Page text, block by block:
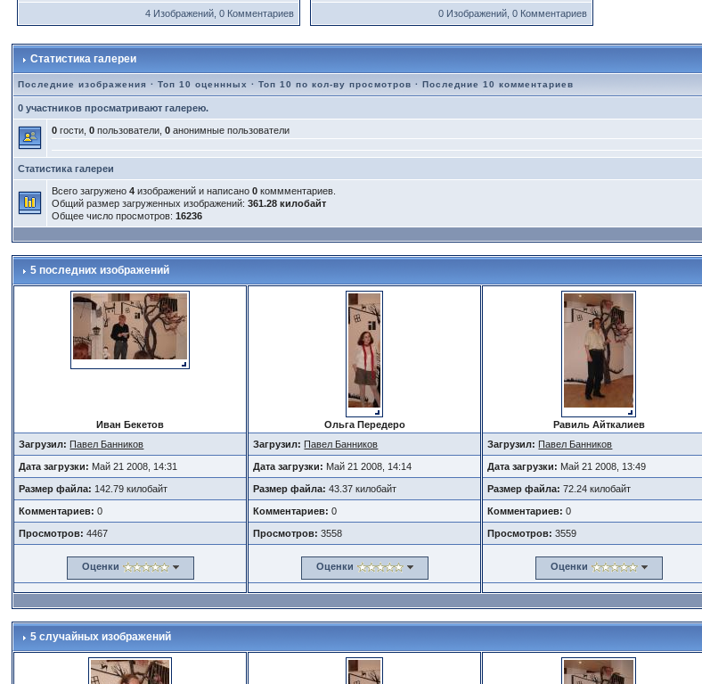
4 Изображений, 0 Комментариев 0 Изображений, 0 Комментариев
Статистика галереи
Последние изображения ·Топ 10 оценнных ·Топ 10 по кол-ву просмотров ·Последние 10 комментариев
0 участников просматривают галерею.
0 гости,0 пользователи,0 анонимные пользователи
Статистика галереи
Всего загружено4 изображений и написано0 коммментариев.
Общий размер загруженных изображений:361.28 килобайт
Общее число просмотров:16236
5 последних изображений
Иван Бекетов
Загрузил: Павел Банников
Дата загрузки: Май 21 2008, 14:31
Размер файла: 142.79 килобайт
Комментариев: 0
Просмотров:4467
Оценки
Ольга Передеро
Загрузил: Павел Банников
Дата загрузки: Май 21 2008, 14:14
Размер файла: 43.37 килобайт
Комментариев: 0
Просмотров:3558
Оценки
Равиль Айткалиев
Загрузил: Павел Банников
Дата загрузки: Май 21 2008, 13:49
Размер файла: 72.24 килобайт
Комментариев: 0
Просмотров:3559
Оценки
5 случайных изображений